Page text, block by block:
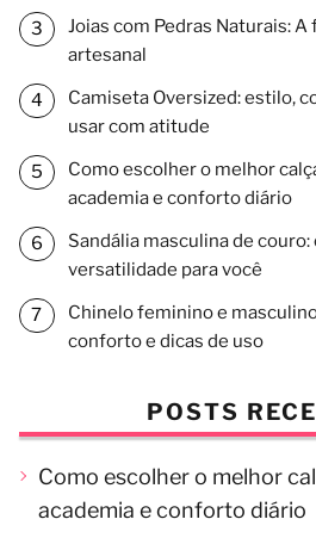
Joias com Pedras Naturais: A
artesanal
Camiseta Oversized: estilo,
usar com atitude
Como escolher o melhor
academia e conforto diário
Sandália masculina de
versatilidade para você
Chinelo feminino e
conforto e dicas de uso
POSTS
Como escolher o melhor
academia e conforto diário